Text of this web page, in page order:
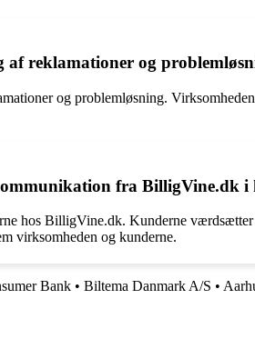
reklamationer og
og problemløsning.
fra BilligVine.dk i
hos BilligVine.dk. Kunderne
virksomheden og kunderne.
Bank • Biltema Danmark A/S •